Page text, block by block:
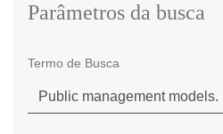
Parâmetros da busca
Termo de Busca